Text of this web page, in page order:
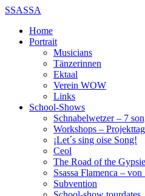
SSASSA
Home
Portrait
Musicians
Tänzerinnen
Ektaal
Verein WOW
Links
School-Shows
Schnabelwetzer – 7
Workshops –
¡Let´s sing oise Song!
Ceol
The Road of the
Ssassa Flamenca –
Subvention